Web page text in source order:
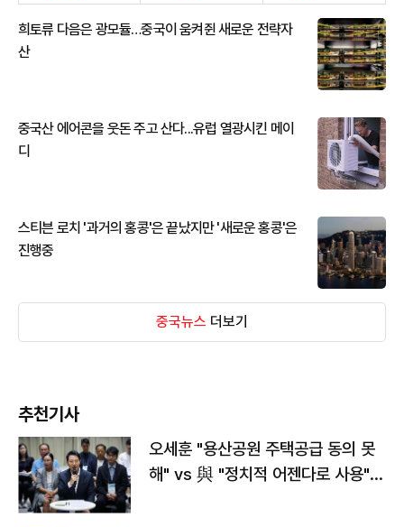
희토류 다음은 광모듈…중국이 움켜쥔 새로운 전략자
산
중국산 에어콘을 웃돈 주고 산다...유럽 열광시킨 메이
디
스티븐 로치 '과거의 홍콩'은 끝났지만 '새로운 홍콩'은
진행중
중국뉴스 더보기
추천기사
오세훈 "용산공원 주택공급 동의 못
해" vs 與 "정치적 어젠다로 사용"